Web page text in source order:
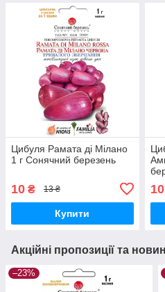
Цибуля Рамата ді Мілано
1 г Сонячний березень
10 ₴ 13 ₴
Купити
10
Акційні пропозиції та
–23%